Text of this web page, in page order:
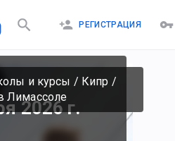
РЕГИСТРАЦИЯ
и курсы / Кипр /
Лимассоле
2026 г.